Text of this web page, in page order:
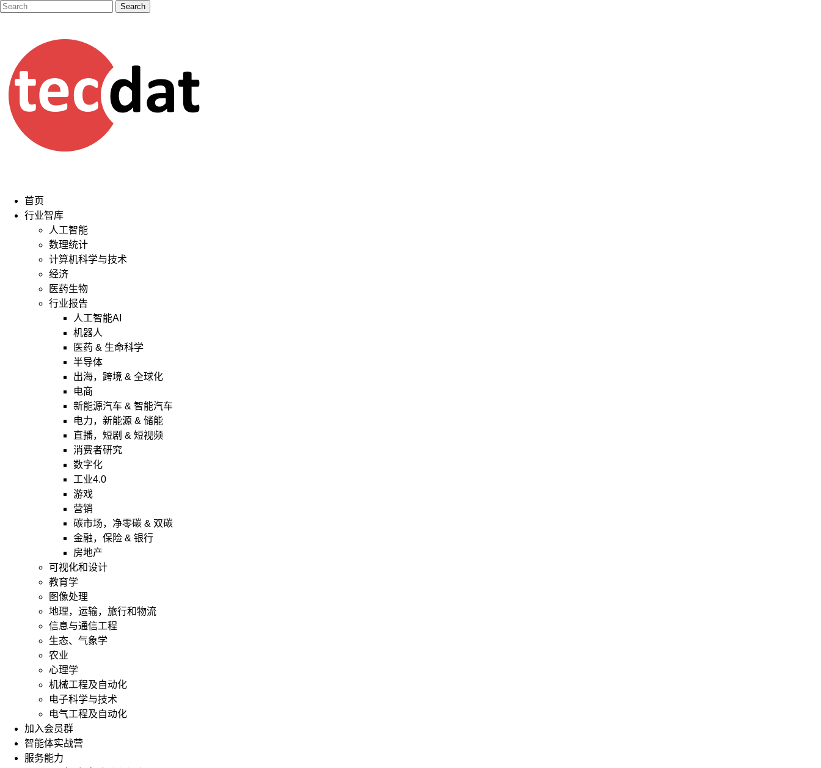
首页
行业智库
人工智能
数理统计
计算机科学与技术
经济
医药生物
行业报告
人工智能AI
机器人
医药 & 生命科学
半导体
出海，跨境 & 全球化
电商
新能源汽车 & 智能汽车
电力，新能源 & 储能
直播，短剧 & 短视频
消费者研究
数字化
工业4.0
游戏
营销
碳市场，净零碳 & 双碳
金融，保险 & 银行
房地产
可视化和设计
教育学
图像处理
地理，运输，旅行和物流
信息与通信工程
生态、气象学
农业
心理学
机械工程及自动化
电子科学与技术
电气工程及自动化
加入会员群
智能体实战营
服务能力